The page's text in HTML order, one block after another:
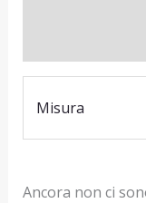
Misura
Ancora non ci